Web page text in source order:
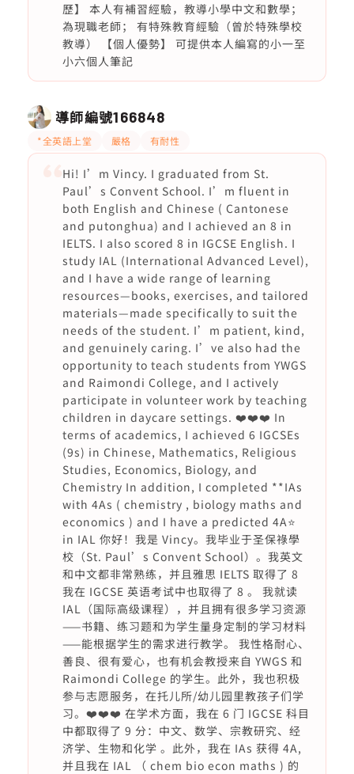
歷】 本人有補習經驗，教導小學中文和數學；
為現職老師； 有特殊教育經驗（曾於特殊學校
教導） 【個人優勢】 可提供本人編寫的小一至
小六個人筆記
導師編號166848
*全英語上堂 嚴格 有耐性
Hi! I’m Vincy. I graduated from St.
Paul’s Convent School. I’m fluent in
both English and Chinese ( Cantonese
and putonghua) and I achieved an 8 in
IELTS. I also scored 8 in IGCSE English. I
study IAL (International Advanced Level),
and I have a wide range of learning
resources—books, exercises, and tailored
materials—made specifically to suit the
needs of the student. I’m patient, kind,
and genuinely caring. I’ve also had the
opportunity to teach students from YWGS
and Raimondi College, and I actively
participate in volunteer work by teaching
children in daycare settings. ❤️❤️❤️ In
terms of academics, I achieved 6 IGCSEs
(9s) in Chinese, Mathematics, Religious
Studies, Economics, Biology, and
Chemistry In addition, I completed **IAs
with 4As ( chemistry , biology maths and
economics ) and I have a predicted 4A⭐️
in IAL 你好！我是 Vincy。我毕业于圣保祿學
校（St. Paul’s Convent School）。我英文
和中文都非常熟练，并且雅思 IELTS 取得了 8
我在 IGCSE 英语考试中也取得了 8 。 我就读
IAL（国际高级课程），并且拥有很多学习资源
——书籍、练习题和为学生量身定制的学习材料
——能根据学生的需求进行教学。 我性格耐心、
善良、很有爱心，也有机会教授来自 YWGS 和
Raimondi College 的学生。此外，我也积极
参与志愿服务，在托儿所/幼儿园里教孩子们学
习。❤️❤️❤️ 在学术方面，我在 6 门 IGCSE 科目
中都取得了 9 分：中文、数学、宗教研究、经
济学、生物和化学 。此外，我在 IAs 获得 4A,
并且我在 IAL （ chem bio econ maths ) 的